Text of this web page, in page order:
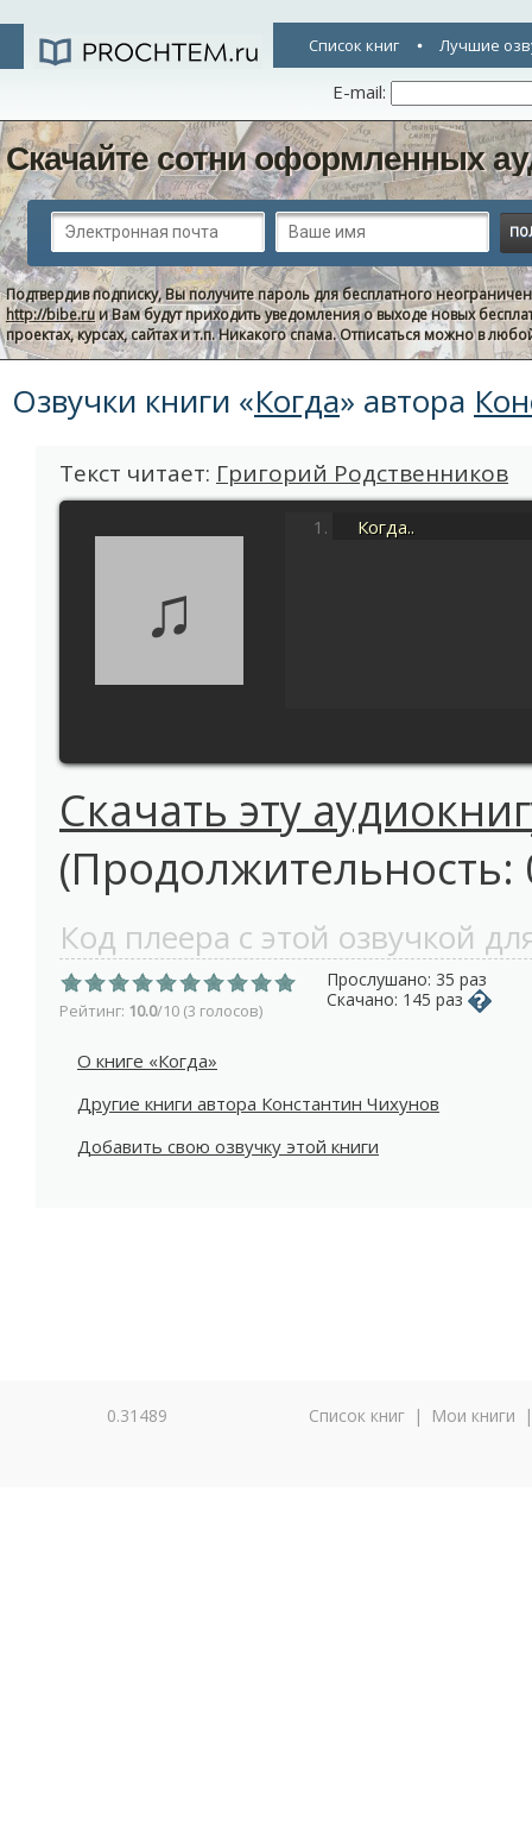
Список книг Лучшие
E-mail:
Скачайте сотни оформленных
Подтвердив подписку, Вы получите пароль для бесплатного
http://bibe.ruи Вам будут приходить уведомления о выходе новых
проектах, курсах, сайтах и т.п. Никакого спама. Отписаться можно в
Озвучки книги «Когда» автора
Текст читает: Григорий Родственников
♫
Когда..
Скачать эту
(Продолжительность:
Код плеера с этой озвучкой
Рейтинг: 10.0/10 (3 голосов)
Прослушано: 35 раз
Скачано: 145 раз
О книге «Когда»
Другие книги автора Константин Чихунов
Добавить свою озвучку этой книги
0.31489 Список книг | Мои книги |